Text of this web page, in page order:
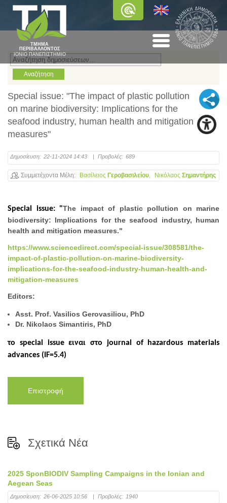
ΤΜΗΜΑ
ΠΕΡΙΒΑΛΛΟΝΤΟΣ
ΙΟΝΙΟ ΠΑΝΕΠΙΣΤΗΜΙΟ
Special issue: "The impact of plastic pollution
on marine biodiversity: Implications for the
seafood industry, human health and mitigation
measures"
Δημοσίευση: 22-11-2024 14:43 | Προβολές: 689
Συμμετέχοντα Μέλη Βασίλειος Γεροβασιλείου Νικόλαος Σημαντήρης
Special issue: "The impact of plastic pollution on marine
biodiversity: Implications for the seafood industry, human
health and mitigation measures."
https://www.sciencedirect.com/special-issue/308581/the-
impact-of-plastic-pollution-on-marine-biodiversity-
implications-for-the-seafood-industry-human-health-and-
mitigation-measures
Editors:
Asst. Prof. Vasilios Gerovasiliou, PhD
Dr. Nikolaos Simantiris, PhD
το special issue ειναι στο journal of hazardous materials
advances (IF=5.4)
Επιστροφή
Σχετικά Νέα
2025 SponBIODIV Sampling Campaigns in the Ionian and
Aegean Seas
Δημοσίευση: 26-06-2025 10:56 | Προβολές: 1940